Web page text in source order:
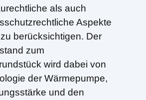
als auch
Aspekte
berücksichtigen. Der
zum
wird dabei von
der Wärmepumpe,
und den